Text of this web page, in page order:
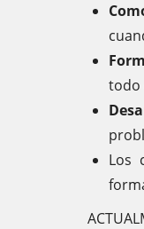
todo
Los